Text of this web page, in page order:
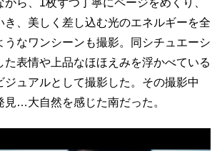
き、美しく差し込む光のエネルギーを全
うなワンシーンも撮影。同シチュエーシ
た表情や上品なほほえみを浮かべている
ジュアルとして撮影した。その撮影中
見…大自然を感じた南だった。